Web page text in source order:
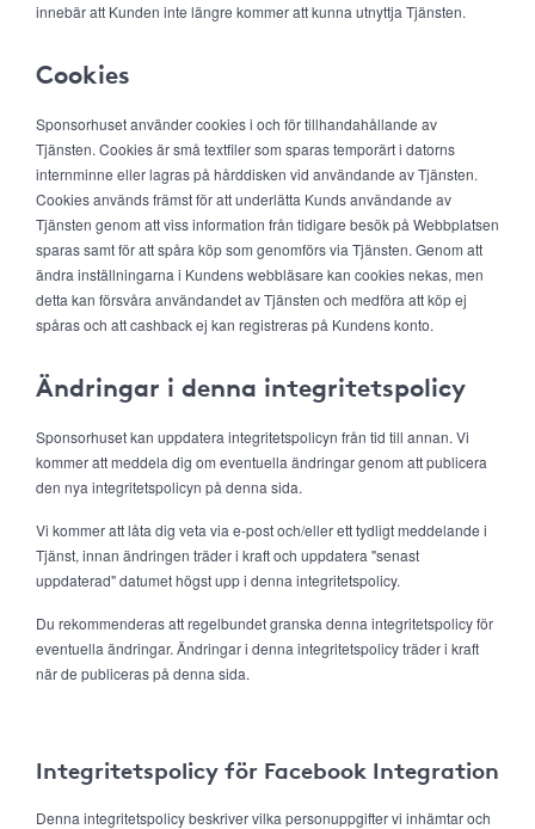
innebär att Kunden inte längre kommer att kunna utnyttja Tjänsten.
Cookies
Sponsorhuset använder cookies i och för tillhandahållande av
Tjänsten. Cookies är små textfiler som sparas temporärt i datorns
internminne eller lagras på hårddisken vid användande av Tjänsten.
Cookies används främst för att underlätta Kunds användande av
Tjänsten genom att viss information från tidigare besök på Webbplatsen
sparas samt för att spåra köp som genomförs via Tjänsten. Genom att
ändra inställningarna i Kundens webbläsare kan cookies nekas, men
detta kan försvåra användandet av Tjänsten och medföra att köp ej
spåras och att cashback ej kan registreras på Kundens konto.
Ändringar i denna integritetspolicy
Sponsorhuset kan uppdatera integritetspolicyn från tid till annan. Vi
kommer att meddela dig om eventuella ändringar genom att publicera
den nya integritetspolicyn på denna sida.
Vi kommer att låta dig veta via e-post och/eller ett tydligt meddelande i
Tjänst, innan ändringen träder i kraft och uppdatera "senast
uppdaterad" datumet högst upp i denna integritetspolicy.
Du rekommenderas att regelbundet granska denna integritetspolicy för
eventuella ändringar. Ändringar i denna integritetspolicy träder i kraft
när de publiceras på denna sida.
Integritetspolicy för Facebook Integration
Denna integritetspolicy beskriver vilka personuppgifter vi inhämtar och